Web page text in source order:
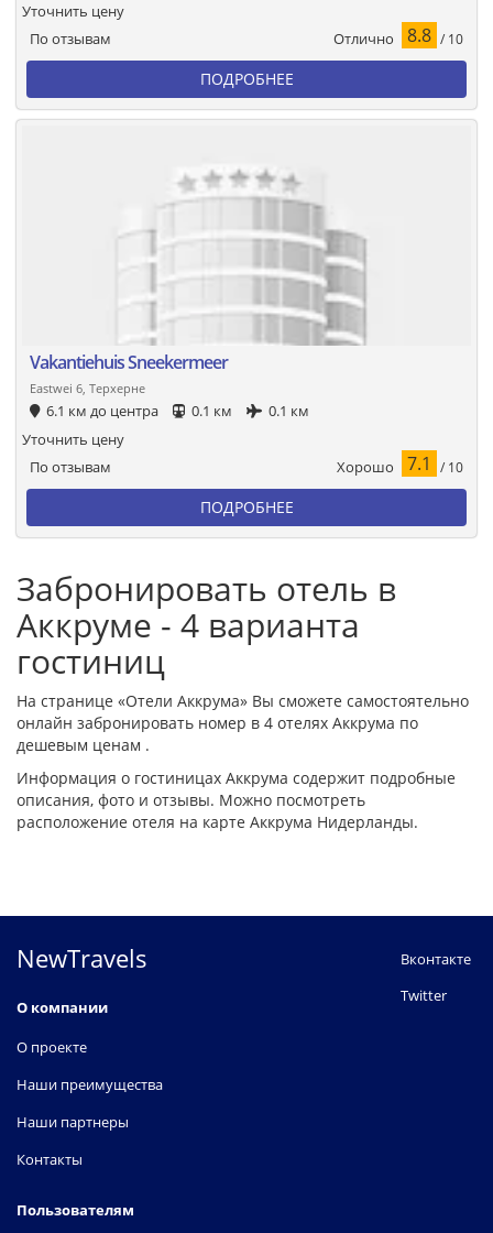
По отзывам Отлично 8.8 / 10
Уточнить цену
ПОДРОБНЕЕ
Vakantiehuis Sneekermeer
Eastwei 6, Терхерне
6.1 км до центра 0.1 км 0.1 км
По отзывам Хорошо 7.1 / 10
Уточнить цену
ПОДРОБНЕЕ
Забронировать отель в
Аккруме - 4 варианта
гостиниц
На странице «Отели Аккрума» Вы сможете самостоятельно
онлайн забронировать номер в 4 отелях Аккрума по
дешевым ценам .
Информация о гостиницах Аккрума содержит подробные
описания, фото и отзывы. Можно посмотреть
расположение отеля на карте Аккрума Нидерланды.
NewTravels
О компании
О проекте
Наши преимущества
Наши партнеры
Контакты
Пользователям
Вконтакте
Twitter